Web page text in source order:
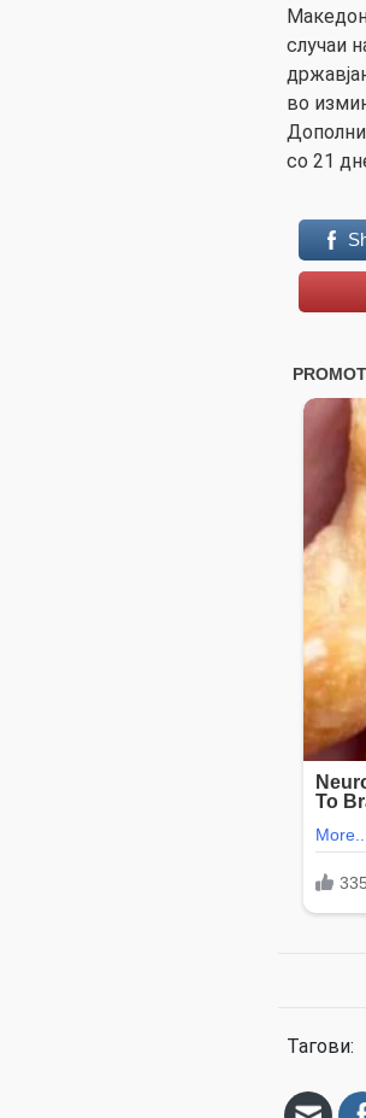
случаи
во
со 21
Тагови: